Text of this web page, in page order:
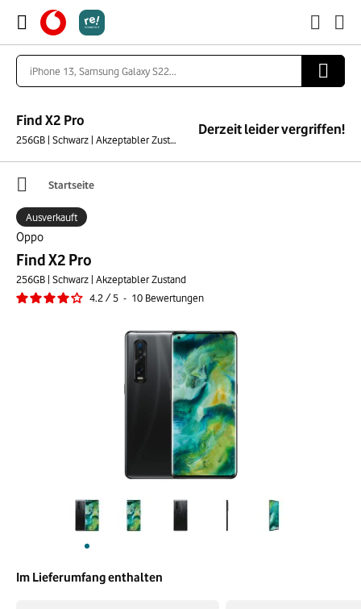
Find X2 Pro
256GB | Schwarz | Akzeptabler Zustand
Derzeit leider vergriffen!
Startseite
Oppo
Find X2 Pro
256GB | Schwarz | Akzeptabler Zustand
4.2 /5 - 10 Bewertungen
Ausverkauft
Im Lieferumfang enthalten